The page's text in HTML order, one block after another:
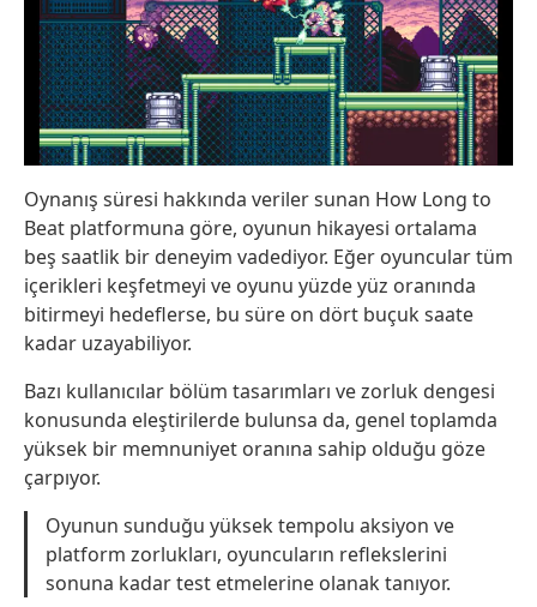
Oynanış süresi hakkında veriler sunan How Long to
Beat platformuna göre, oyunun hikayesi ortalama
beş saatlik bir deneyim vadediyor. Eğer oyuncular tüm
içerikleri keşfetmeyi ve oyunu yüzde yüz oranında
bitirmeyi hedeflerse, bu süre on dört buçuk saate
kadar uzayabiliyor.
Bazı kullanıcılar bölüm tasarımları ve zorluk dengesi
konusunda eleştirilerde bulunsa da, genel toplamda
yüksek bir memnuniyet oranına sahip olduğu göze
çarpıyor.
Oyunun sunduğu yüksek tempolu aksiyon ve
platform zorlukları, oyuncuların reflekslerini
sonuna kadar test etmelerine olanak tanıyor.